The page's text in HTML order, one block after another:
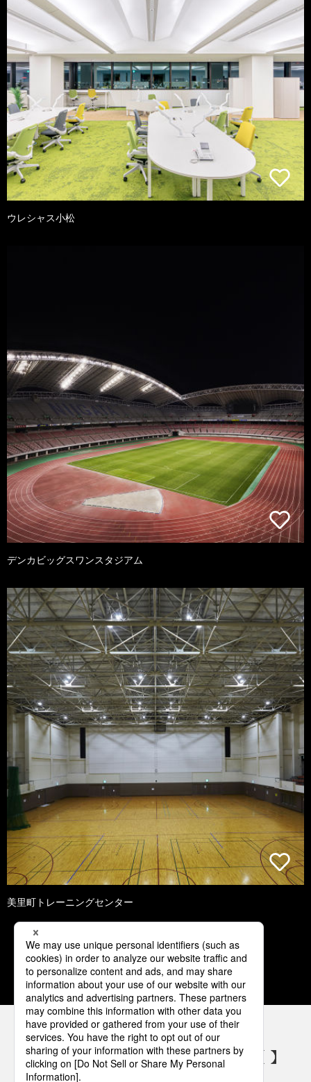
ウレシャス小松
デンカビッグスワンスタジアム
美里町トレーニングセンター
1 2 3 4 5
パナソニックの電気設備 SNSアカウント